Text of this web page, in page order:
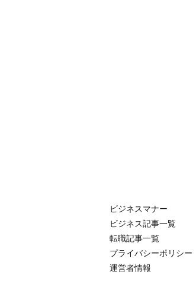
ビジネスマナー
ビジネス記事一覧
転職記事一覧
プライバシーポリシー
運営者情報